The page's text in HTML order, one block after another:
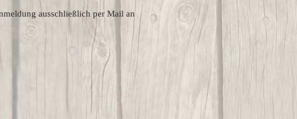
ausschließlich per Mail an